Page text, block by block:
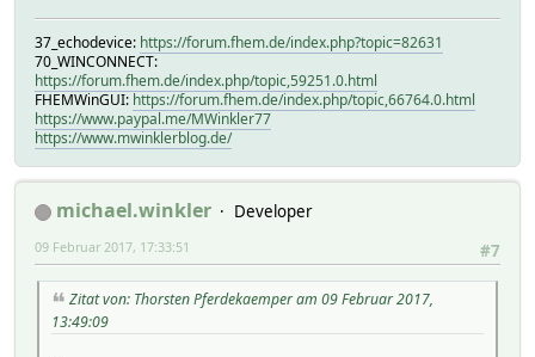
37_echodevice: https://forum.fhem.de/index.php?topic=82631
70_WINCONNECT:
https://forum.fhem.de/index.php/topic,59251.0.html
FHEMWinGUI: https://forum.fhem.de/index.php/topic,66764.0.html
https://www.paypal.me/MWinkler77
https://www.mwinklerblog.de/
michael.winkler
Developer
#7
09 Februar 2017, 17:33:51
Zitat von: Thorsten Pferdekaemper am 09 Februar 2017,
13:49:09